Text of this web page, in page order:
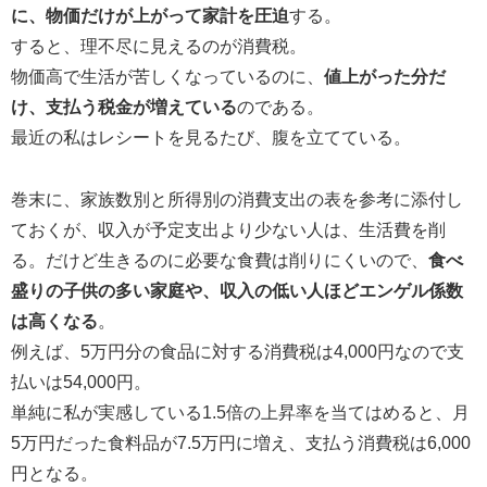
に、物価だけが上がって家計を圧迫する。
すると、理不尽に見えるのが消費税。
物価高で生活が苦しくなっているのに、 値上がった分だ
け、支払う税金が増えているのである。
最近の私はレシートを見るたび、腹を立てている。
巻末に、家族数別と所得別の消費支出の表を参考に添付し
ておくが、収入が予定支出より少ない人は、生活費を削
る。だけど生きるのに必要な食費は削りにくいので、 食べ
盛りの子供の多い家庭や、収入の低い人ほどエンゲル係数
は高くなる。
例えば、5万円分の食品に対する消費税は4,000円なので支
払いは54,000円。
単純に私が実感している1.5倍の上昇率を当てはめると、月
5万円だった食料品が7.5万円に増え、支払う消費税は6,000
円となる。